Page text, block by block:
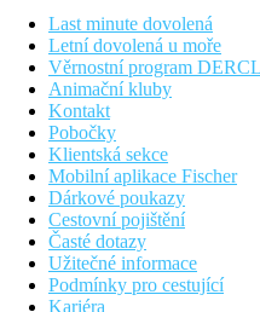
Vzdálenosti
62 km
Vzdálenost od nejbližšího
0 m
Vzdálenost k pláži
42 km
Centrum města
5 km
Last minute dovolená
Letní dovolená u moře
Věrnostní program
Animační kluby
Kontakt
Pobočky
Klientská sekce
Mobilní aplikace Fischer
Dárkové poukazy
Cestovní pojištění
Časté dotazy
Užitečné informace
Podmínky pro cestující
Kariéra